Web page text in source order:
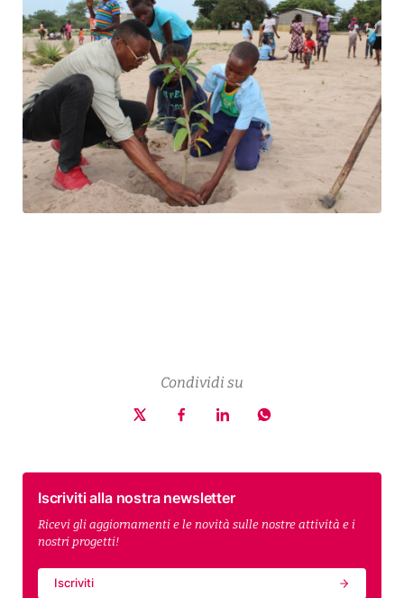
Iscriviti alla nostra newsletter
Ricevi gli aggiornamenti e le novità sulle nostre attività e i
nostri progetti!
Iscriviti
Condividi su